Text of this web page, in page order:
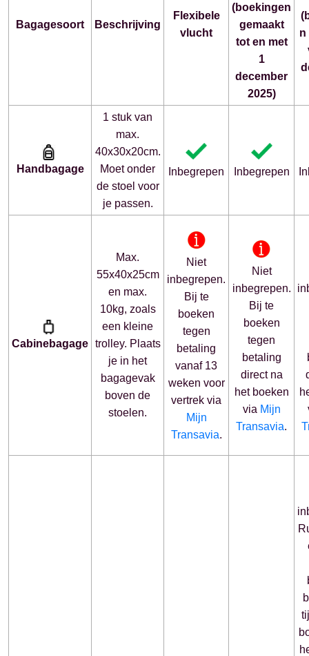
Bagagesoort Beschrijving
Flexibele
vlucht
(boekingen
gemaakt
tot en met
1
december
2025)
n
Hand bagage
1 stuk van
max.
40x30x20cm.
Moet onder
de stoel voor
je passen.
Inbegrepen Inbegrepen
Cabinebagage
Max.
55x40x25cm
en max.
10kg, zoals
een kleine
trolley. Plaats
je in het
bagagevak
boven de
stoelen.
Niet
inbegrepen.
Bij te
boeken
tegen
betaling
vanaf 13
weken voor
vertrek via
Mijn
Transavia.
Niet
inbegrepen.
Bij te
boeken
tegen
betaling
direct na
het boeken
via Mijn
Transavia.